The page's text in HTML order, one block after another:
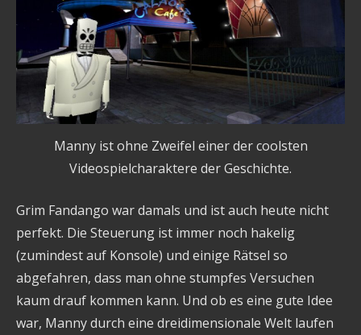
Manny ist ohne Zweifel einer der coolsten
Videospielcharaktere der Geschichte.
Grim Fandango war damals und ist auch heute nicht
perfekt. Die Steuerung ist immer noch hakelig
(zumindest auf Konsole) und einige Rätsel so
abgefahren, dass man ohne stumpfes Versuchen
kaum drauf kommen kann. Und ob es eine gute Idee
war, Manny durch eine dreidimensionale Welt laufen